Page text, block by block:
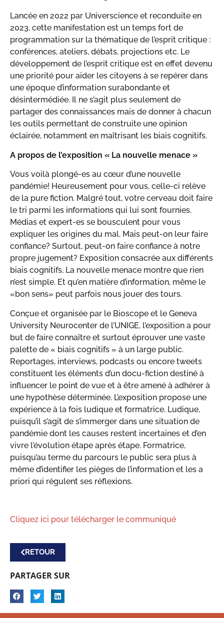
Lancée en 2022 par Universcience et reconduite en
2023, cette manifestation est un temps fort de
programmation sur la thématique de l’esprit critique :
conférences, ateliers, débats, projections etc. Le
développement de l’esprit critique est en effet devenu
une priorité pour aider les citoyens à se repérer dans
une époque d’information surabondante et
désintermédiée. Il ne s’agit plus seulement de
partager des connaissances mais de donner à chacun
les outils permettant de construite une opinion
éclairée, notamment en maîtrisant les biais cognitifs.
A propos de l’exposition « La nouvelle menace »
Vous voilà plongé-es au cœur d’une nouvelle
pandémie! Heureusement pour vous, celle-ci relève
de la pure fiction. Malgré tout, votre cerveau doit faire
le tri parmi les informations qui lui sont fournies.
Médias et expert-es se bousculent pour vous
expliquer les origines du mal. Mais peut-on leur faire
confiance? Surtout, peut-on faire confiance à notre
propre jugement? Exposition consacrée aux différents
biais cognitifs, La nouvelle menace montre que rien
n’est simple. Et qu’en matière d’information, même le
«bon sens» peut parfois nous jouer des tours.
Conçue et organisée par le Bioscope et le Geneva
University Neurocenter de l’UNIGE, l’exposition a pour
but de faire connaître et surtout éprouver une vaste
palette de « biais cognitifs » à un large public.
Reportages, interviews, podcasts ou encore tweets
constituent les éléments d’un docu-fiction destiné à
influencer le point de vue et à être amené à adhérer à
une hypothèse déterminée. L’exposition propose une
expérience à la fois ludique et formatrice. Ludique,
puisqu’il s’agit de s’immerger dans une situation de
pandémie dont les causes restent incertaines et d’en
vivre l’évolution étape après étape. Formatrice,
puisqu’au terme du parcours le public sera plus à
même d’identifier les pièges de l’information et les a
priori qui régulent ses réflexions.
Cliquez ici pour télécharger le communiqué
RETOUR
PARTAGER SUR